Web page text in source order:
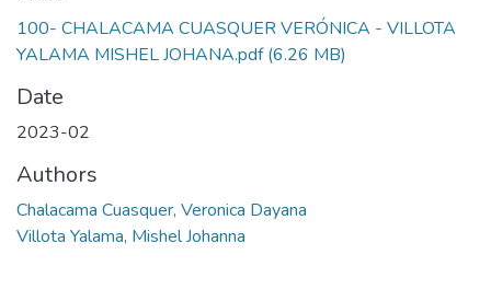
100- CHALACAMA CUASQUER VERÓNICA - VILLOTA
YALAMA MISHEL JOHANA.pdf(6.26 MB)
Date
2023-02
Authors
Chalacama Cuasquer, Veronica Dayana
Villota Yalama, Mishel Johanna